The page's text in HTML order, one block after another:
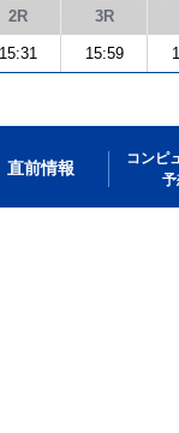
2R 3R
15:31 15:59
直前情報
コンピ
予